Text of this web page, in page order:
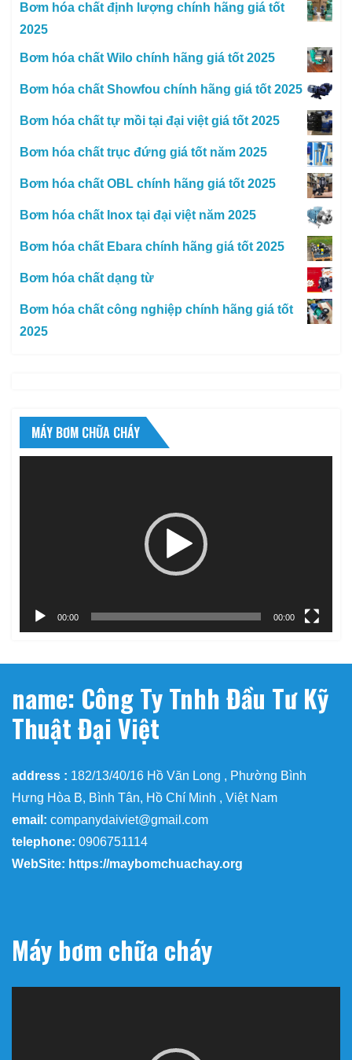
Bơm hóa chất định lượng chính hãng giá tốt
2025
Bơm hóa chất Wilo chính hãng giá tốt 2025
Bơm hóa chất Showfou chính hãng giá tốt 2025
Bơm hóa chất tự mồi tại đại việt giá tốt 2025
Bơm hóa chất trục đứng giá tốt năm 2025
Bơm hóa chất OBL chính hãng giá tốt 2025
Bơm hóa chất Inox tại đại việt năm 2025
Bơm hóa chất Ebara chính hãng giá tốt 2025
Bơm hóa chất dạng từ
Bơm hóa chất công nghiệp chính hãng giá tốt
2025
MÁY BƠM CHỮA CHÁY
00:00 00:00
name: Công Ty Tnhh Đầu Tư Kỹ
Thuật Đại Việt
address : 182/13/40/16 Hồ Văn Long , Phường Bình
Hưng Hòa B, Bình Tân, Hồ Chí Minh , Việt Nam
email: companydaiviet@gmail.com
telephone: 0906751114
WebSite: https://maybomchuachay.org
Máy bơm chữa cháy